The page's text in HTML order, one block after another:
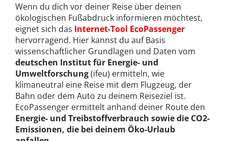
Wenn du dich vor deiner Reise über deinen
ökologischen Fußabdruck informieren möchtest,
eignet sich das Internet-Tool EcoPassenger
hervorragend. Hier kannst du auf Basis
wissenschaftlicher Grundlagen und Daten vom
deutschen Institut für Energie- und
Umweltforschung(ifeu) ermitteln, wie
klimaneutral eine Reise mit dem Flugzeug, der
Bahn oder dem Auto zu deinem Reiseziel ist.
EcoPassenger ermittelt anhand deiner Route den
Energie- und Treibstoffverbrauch sowie die CO2-
Emissionen, die bei deinem Öko-Urlaub